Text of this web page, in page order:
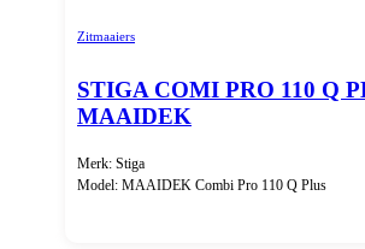
Zitmaaiers
STIGA COMI PRO 110 Q
MAAIDEK
Merk: Stiga
Model: MAAIDEK Combi Pro 110 Q Plus